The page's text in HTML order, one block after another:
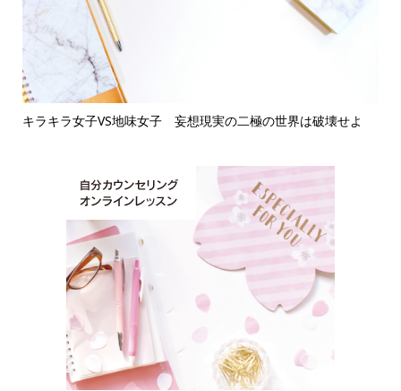
キラキラ女子VS地味女子 妄想現実の二極の世界は破壊せよ